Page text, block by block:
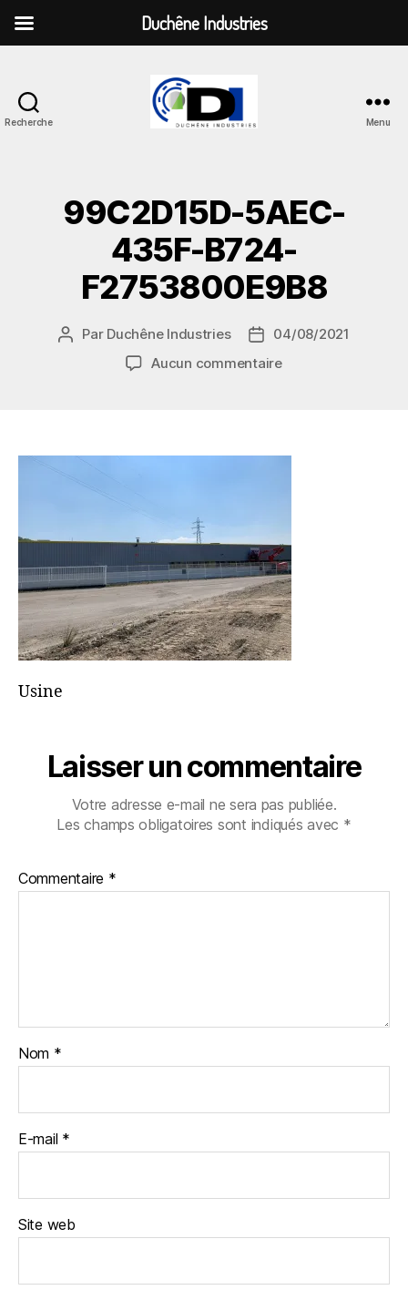
Recherche Menu
99C2D15D-5AEC-
435F-B724-
F2753800E9B8
Auteur
Par Duchêne Industries
Date
de
04/08/2021
Aucun commentairesur
Usine
Laisser un commentaire
Votre adresse e-mail ne sera pas publiée.
Les champs obligatoires sont indiqués avec *
Commentaire *
Nom *
E-mail *
Site web
Duchêne Industries